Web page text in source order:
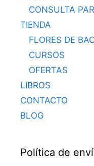
CONSULTA
TIENDA
FLORES DE
CURSOS
OFERTAS
LIBROS
CONTACTO
BLOG
Política de